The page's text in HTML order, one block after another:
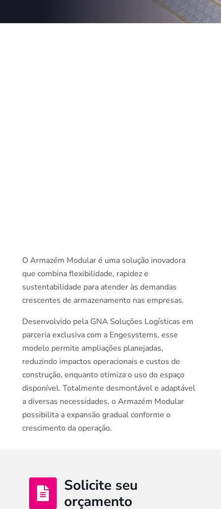
O Armazém Modular é uma solução inovadora
que combina flexibilidade, rapidez e
sustentabilidade para atender às demandas
crescentes de armazenamento nas empresas.
Desenvolvido pela GNA Soluções Logísticas em
parceria exclusiva com a Engesystems, esse
modelo permite ampliações planejadas,
reduzindo impactos operacionais e custos de
construção, enquanto otimiza o uso do espaço
disponível. Totalmente desmontável e adaptável
a diversas necessidades, o Armazém Modular
possibilita a expansão gradual conforme o
crescimento da operação.

Solicite seu
orçamento